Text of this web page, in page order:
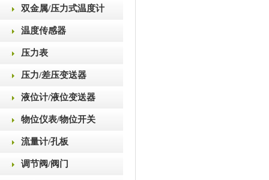
双金属/压力式温度计
温度传感器
压力表
压力/差压变送器
液位计/液位变送器
物位仪表/物位开关
流量计/孔板
调节阀/阀门